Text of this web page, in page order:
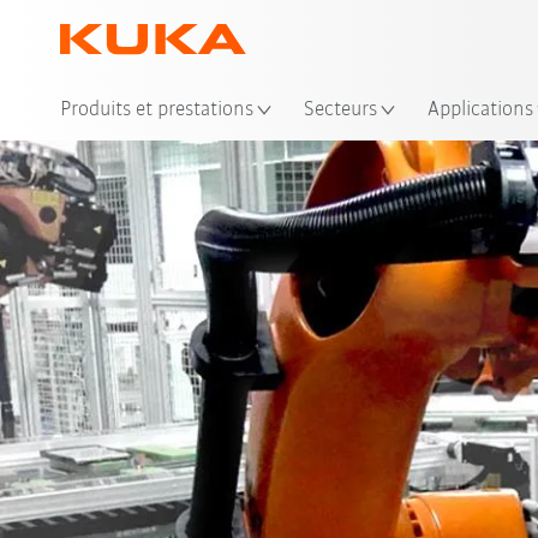
Produits et prestations Secteurs Applications
Avantages Solutions